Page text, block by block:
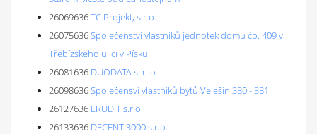
26069636TC Projekt, s.r.o.
26075636Společenství vlastníků jednotek domu čp. 409 v
Třebízského ulici v Písku
26081636 DUODATA s. r. o.
26098636Společensví vlastníků bytů Velešín 380 - 381
26127636 ERUDIT s.r.o.
26133636 DECENT 3000 s.r.o.